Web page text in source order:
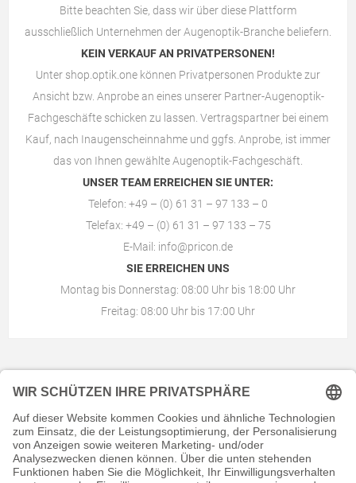
Bitte beachten Sie, dass wir über diese Plattform
ausschließlich Unternehmen der Augenoptik-Branche beliefern.
KEIN VERKAUF AN PRIVATPERSONEN!
Unter shop.optik.one können Privatpersonen Produkte zur
Ansicht bzw. Anprobe an eines unserer Partner-Augenoptik-
Fachgeschäfte schicken zu lassen. Vertragspartner bei einem
Kauf, nach Inaugenscheinnahme und ggfs. Anprobe, ist immer
das von Ihnen gewählteAugenoptik-Fachgeschäft
UNSER TEAM ERREICHEN SIE UNTER:
Telefon: +49 – (0) 61 31 – 97 133 – 0
Telefax: +49 – (0) 61 31 – 97 133 – 75
E-Mail: info@pricon.de
SIE ERREICHEN UNS
Montag bis Donnerstag: 08:00 Uhr bis 18:00 Uhr
Freitag: 08:00 Uhr bis 17:00 Uhr